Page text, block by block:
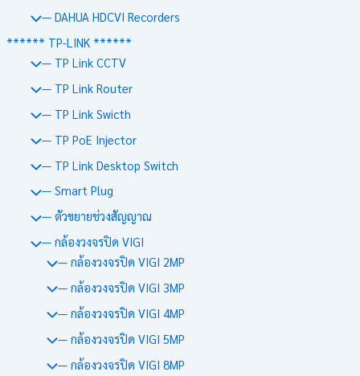
— DAHUA HDCVI Recorders
****** TP-LINK ******
— TP Link CCTV
— TP Link Router
— TP Link Swicth
— TP PoE Injector
— TP Link Desktop Switch
— Smart Plug
— ตัวขยายช่วงสัญญาณ
— กล้องวงจรปิด VIGI
— กล้องวงจรปิด VIGI 2MP
— กล้องวงจรปิด VIGI 3MP
— กล้องวงจรปิด VIGI 4MP
— กล้องวงจรปิด VIGI 5MP
— กล้องวงจรปิด VIGI 8MP